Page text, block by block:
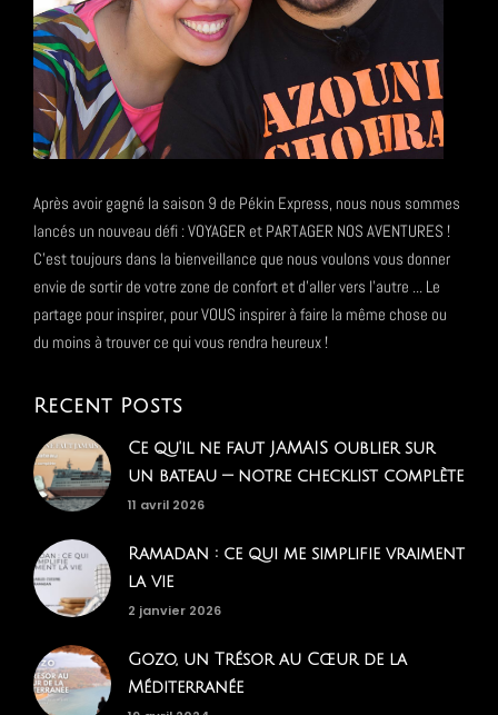
Après avoir gagné la saison 9 de Pékin Express, nous nous sommes
lancés un nouveau défi : VOYAGER et PARTAGER NOS AVENTURES !
C'est toujours dans la bienveillance que nous voulons vous donner
envie de sortir de votre zone de confort et d'aller vers l'autre ... Le
partage pour inspirer, pour VOUS inspirer à faire la même chose ou
du moins à trouver ce qui vous rendra heureux !
Recent Posts
Ce qu'il ne faut JAMAIS oublier sur
un bateau — notre checklist complète
11 avril 2026
Ramadan : ce qui me simplifie vraiment
la vie
2 janvier 2026
Gozo, un Trésor au Cœur de la
Méditerranée